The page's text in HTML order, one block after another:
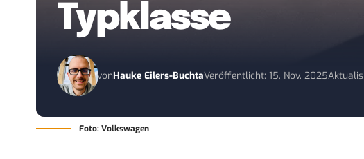
Typklasse
vonHauke Eilers-BuchtaVeröffentlicht: 15. Nov. 2025
Foto: Volkswagen